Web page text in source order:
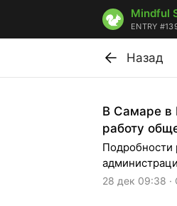
Mindful
ENTRY
Назад
В Самаре в
работу
Подробности
28 дек 09:38